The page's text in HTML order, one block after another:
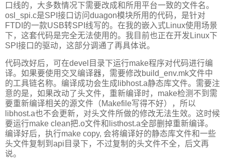
口线的，大多数情况下需要改成和所用平台一致的文件名。
osl_spi.c是SPI接口访问duagon模块所用的代码，是针对
FTDI的一款USB转SPI线写的。在我的嵌入式Linux使用场景
下，这套代码是完全无法使用的。我目前也正在开发Linux下
SPI接口的驱动，这部分调通了再具体说。
代码改好后，可在devel目录下运行make程序对代码进行编
译。如果要使用交叉编译器，需要修改build_env.mk文件中
的工具链名称。编译成功会生成libhost.a静态库文件。需要注
意的是，如果改动了头文件，重新编译时，make检测不到需
要重新编译相关的源文件（Makefile写得不好），所以
libhost.a也不会更新，对头文件所做的修改无法生效。这时候
要运行make clean把.o文件和listhost.a全部删掉重新编译。
编译好后，执行make copy, 会将编译好的静态库文件和一些
头文件复制到api目录下，不过复制的头文件不全，后文再
说。